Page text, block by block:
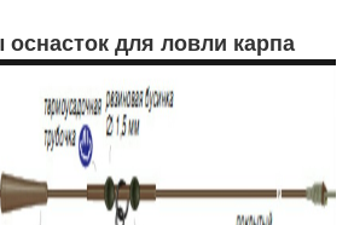
для ловли карпа